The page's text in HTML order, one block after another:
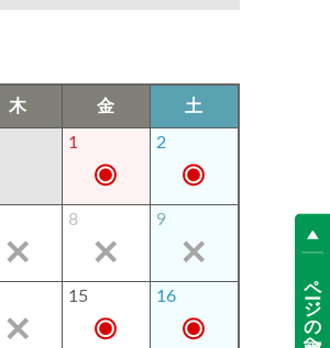
木 金 土
1 2
8 9
15 16 ページの先頭へ